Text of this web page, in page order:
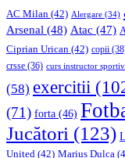
AC Milan (42) Alergare (34)
Arsenal (48) Atac (47)
Ciprian Urican (42) copii
crsse (36) curs instructor
(58) exercitii
(71) forta (46)
Jucători (123)
United (42) Marius Dulca